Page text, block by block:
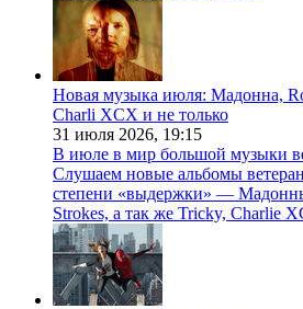
Новая музыка июля: Мадонна,
Charli XCX и не только
31 июля 2026, 19:15
В июле в мир большой музыки
Слушаем новые альбомы
степени «выдержки» —
Strokes, а так же Tricky, Charlie